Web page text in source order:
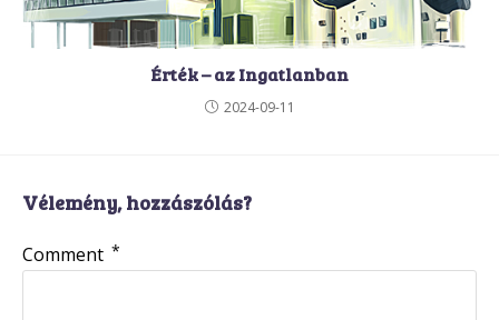
Érték – az Ingatlanban
2024-09-11
Vélemény, hozzászólás?
Comment *